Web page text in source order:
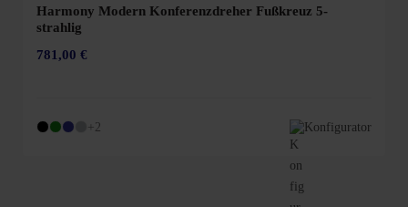
Harmony Modern Konferenzdreher Fußkreuz 5-
strahlig
781,00 €
+2 Konfigurator